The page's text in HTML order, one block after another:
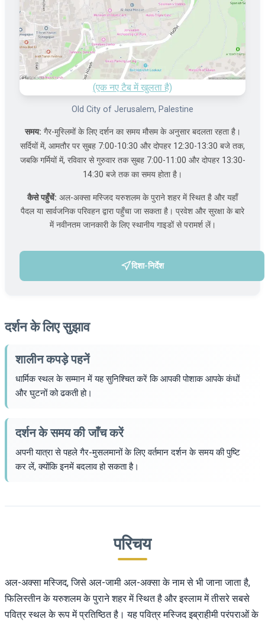
(एक नए टैब में खुलता है)
Old City of Jerusalem, Palestine
समय: गैर-मुस्लिमों के लिए दर्शन का समय मौसम के अनुसार बदलता रहता है।
सर्दियों में, आमतौर पर सुबह 7:00-10:30 और दोपहर 12:30-13:30 बजे तक,
जबकि गर्मियों में, रविवार से गुरुवार तक सुबह 7:00-11:00 और दोपहर 13:30-
14:30 बजे तक का समय होता है।
कैसे पहुँचें: अल-अक्सा मस्जिद यरुशलम के पुराने शहर में स्थित है और यहाँ
पैदल या सार्वजनिक परिवहन द्वारा पहुँचा जा सकता है। प्रवेश और सुरक्षा के बारे
में नवीनतम जानकारी के लिए स्थानीय गाइडों से परामर्श लें।
दिशा-निर्देश
(एक नए टैब में खुलता है)
दर्शन के लिए सुझाव
शालीन कपड़े पहनें
धार्मिक स्थल के सम्मान में यह सुनिश्चित करें कि आपकी पोशाक आपके कंधों
और घुटनों को ढकती हो।
दर्शन के समय की जाँच करें
अपनी यात्रा से पहले गैर-मुसलमानों के लिए वर्तमान दर्शन के समय की पुष्टि
कर लें, क्योंकि इनमें बदलाव हो सकता है।
परिचय
अल-अक्सा मस्जिद, जिसे अल-जामी अल-अक्सा के नाम से भी जाना जाता है,
फिलिस्तीन के यरुशलम के पुराने शहर में स्थित है और इस्लाम में तीसरे सबसे
पवित्र स्थल के रूप में प्रतिष्ठित है। यह पवित्र मस्जिद इब्राहीमी परंपराओं के